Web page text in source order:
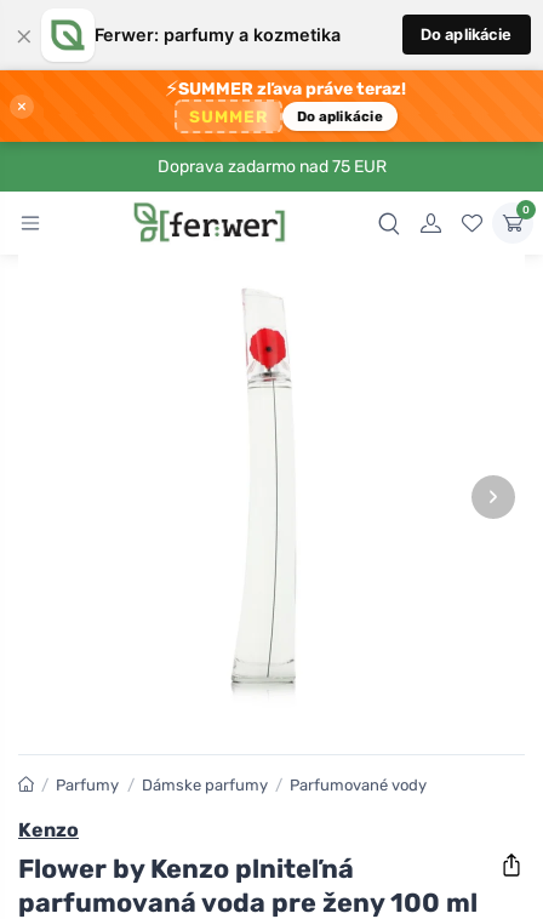
× Ferwer: parfumy a kozmetika Do aplikácie
×
⚡SUMMER zľava práve teraz!
SUMMER Do aplikácie
Doprava zadarmo nad 75 EUR
0
›
/ Parfumy / Dámske parfumy / Parfumované vody
Kenzo
Flower by Kenzo plniteľná
parfumovaná voda pre ženy 100 ml